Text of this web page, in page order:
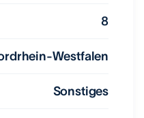
8
Westfalen
Sonstiges